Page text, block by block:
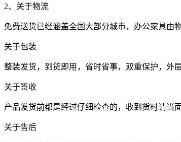
2、关于物流
免费送货已经涵盖全国大部分城市，办公家具由
关于包装
整装发货，到货即用，省时省事，双重保护，外
关于签收
产品发货前都是经过仔细检查的，收到货时请当
关于售后